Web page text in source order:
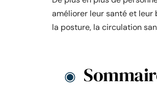
améliorer leur santé et leur
la posture, la circulation